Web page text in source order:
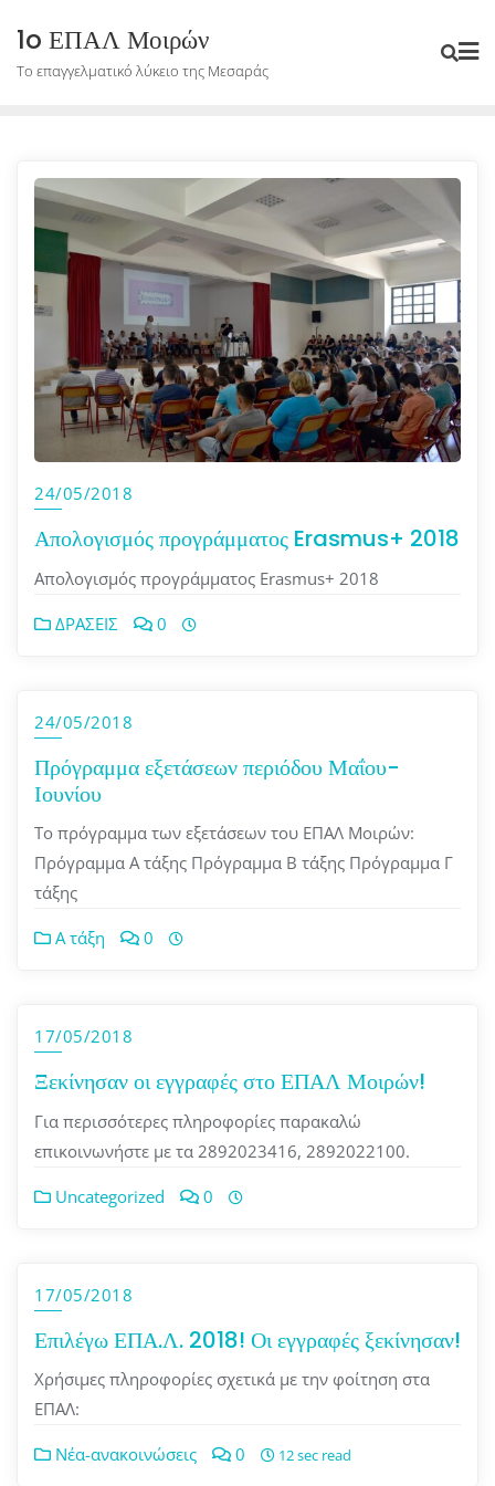
content
1o ΕΠΑΛ Μοιρών
Το επαγγελματικό λύκειο της Μεσαράς
24/05/2018
Απολογισμός προγράμματος Erasmus+ 2018
Απολογισμός προγράμματος Erasmus+ 2018
ΔΡΑΣΕΙΣ 0
24/05/2018
Πρόγραμμα εξετάσεων περιόδου Μαΐου-
Ιουνίου
Το πρόγραμμα των εξετάσεων του ΕΠΑΛ Μοιρών:
Πρόγραμμα Α τάξης Πρόγραμμα Β τάξης Πρόγραμμα Γ
τάξης
Α τάξη 0
17/05/2018
Ξεκίνησαν οι εγγραφές στο ΕΠΑΛ Μοιρών!
Για περισσότερες πληροφορίες παρακαλώ
επικοινωνήστε με τα 2892023416, 2892022100.
Uncategorized 0
17/05/2018
Επιλέγω ΕΠΑ.Λ. 2018! Οι εγγραφές ξεκίνησαν!
Χρήσιμες πληροφορίες σχετικά με την φοίτηση στα
ΕΠΑΛ:
Νέα-ανακοινώσεις 0 12 sec read